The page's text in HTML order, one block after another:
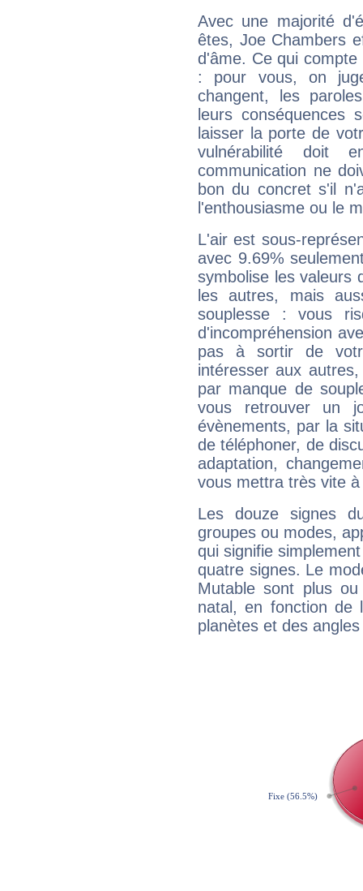
Avec une majorité
êtes, Joe Chambers
d'âme. Ce qui
: pour vous, on
changent, les
leurs conséquences
laisser la porte de
vulnérabilité doit
communication ne
bon du concret s'il
l'enthousiasme ou le
L'air est sous-
avec 9.69%
symbolise les valeurs
les autres, mais
souplesse : vous
d'incompréhension
pas à sortir de
intéresser aux
par manque de
vous retrouver un
évènements, par la
de téléphoner, de
adaptation,
vous mettra très vite
Les douze signes
groupes ou modes,
qui signifie
quatre signes. Le
Mutable sont plus
natal, en fonction de
planètes et des